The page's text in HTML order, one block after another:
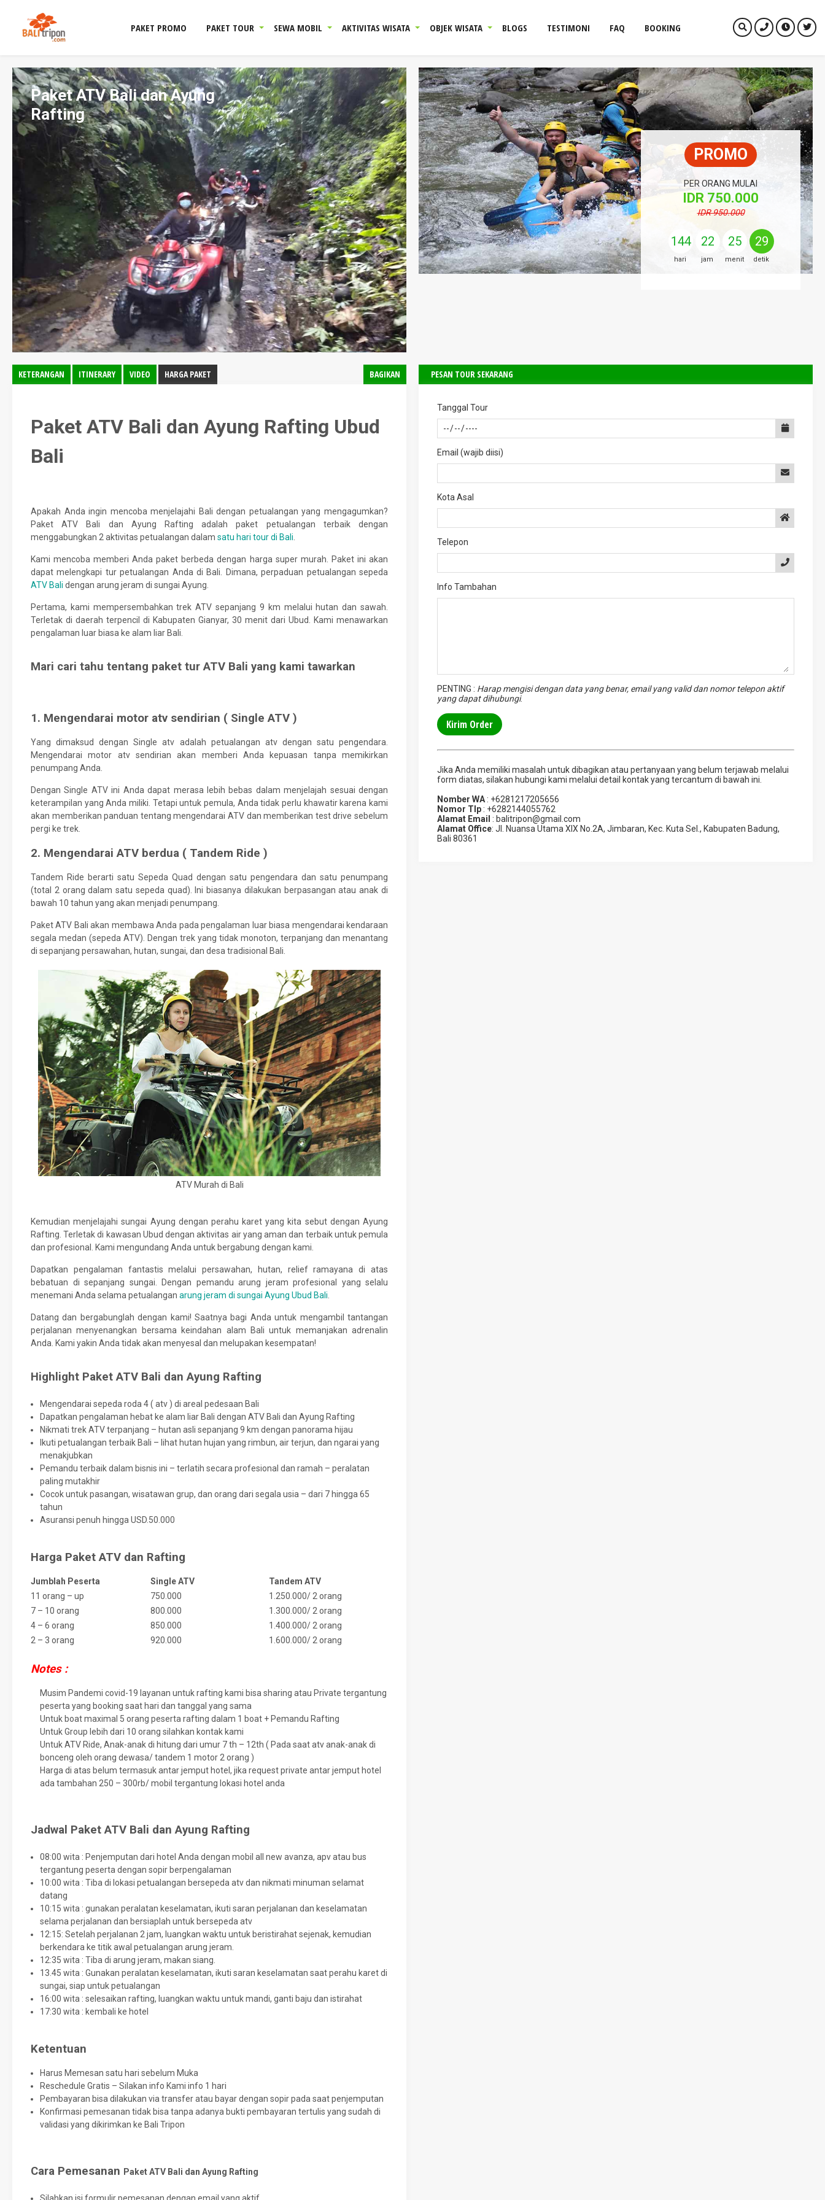
PAKET PROMO PAKET TOUR SEWA MOBIL AKTIVITAS WISATA OBJEK WISATA BLOGS TESTIMONI FAQ BOOKING
Paket ATV Bali dan Ayung
Rafting
PROMO
PER ORANG MULAI
IDR 750.000
IDR 950.000
144
hari
22
jam
25
menit
28
detik
KETERANGAN ITINERARY VIDEO HARGA PAKET BAGIKAN
Paket ATV Bali dan Ayung Rafting Ubud
Bali
Apakah Anda ingin mencoba menjelajahi Bali dengan petualangan yang mengagumkan?
Paket ATV Bali dan Ayung Rafting adalah paket petualangan terbaik dengan
menggabungkan 2 aktivitas petualangan dalam satu hari tour di Bali
Kami mencoba memberi Anda paket berbeda dengan harga super murah. Paket ini akan
dapat melengkapi tur petualangan Anda di Bali. Dimana, perpaduan petualangan sepeda
ATV Bali dengan arung jeram di sungai Ayung.
Pertama, kami mempersembahkan trek ATV sepanjang 9 km melalui hutan dan sawah.
Terletak di daerah terpencil di Kabupaten Gianyar, 30 menit dari Ubud. Kami menawarkan
pengalaman luar biasa ke alam liar Bali.
Mari cari tahu tentang paket tur ATV Bali yang kami tawarkan
1. Mengendarai motor atv sendirian ( Single ATV )
Yang dimaksud dengan Single atv adalah petualangan atv dengan satu pengendara.
Mengendarai motor atv sendirian akan memberi Anda kepuasan tanpa memikirkan
penumpang Anda.
Dengan Single ATV ini Anda dapat merasa lebih bebas dalam menjelajah sesuai dengan
keterampilan yang Anda miliki. Tetapi untuk pemula, Anda tidak perlu khawatir karena kami
akan memberikan panduan tentang mengendarai ATV dan memberikan test drive sebelum
pergi ke trek.
2. Mengendarai ATV berdua ( Tandem Ride )
Tandem Ride berarti satu Sepeda Quad dengan satu pengendara dan satu penumpang
(total 2 orang dalam satu sepeda quad). Ini biasanya dilakukan berpasangan atau anak di
bawah 10 tahun yang akan menjadi penumpang.
Paket ATV Bali akan membawa Anda pada pengalaman luar biasa mengendarai kendaraan
segala medan (sepeda ATV). Dengan trek yang tidak monoton, terpanjang dan menantang
di sepanjang persawahan, hutan, sungai, dan desa tradisional Bali.
ATV Murah di Bali
Kemudian menjelajahi sungai Ayung dengan perahu karet yang kita sebut dengan Ayung
Rafting. Terletak di kawasan Ubud dengan aktivitas air yang aman dan terbaik untuk pemula
dan profesional. Kami mengundang Anda untuk bergabung dengan kami.
Dapatkan pengalaman fantastis melalui persawahan, hutan, relief ramayana di atas
bebatuan di sepanjang sungai. Dengan pemandu arung jeram profesional yang selalu
menemani Anda selama petualangan arung jeram di sungai Ayung Ubud Bali
Datang dan bergabunglah dengan kami! Saatnya bagi Anda untuk mengambil tantangan
perjalanan menyenangkan bersama keindahan alam Bali untuk memanjakan adrenalin
Anda. Kami yakin Anda tidak akan menyesal dan melupakan kesempatan!
Highlight Paket ATV Bali dan Ayung Rafting
Mengendarai sepeda roda 4 ( atv ) di areal pedesaan Bali
Dapatkan pengalaman hebat ke alam liar Bali dengan ATV Bali dan Ayung Rafting
Nikmati trek ATV terpanjang – hutan asli sepanjang 9 km dengan panorama hijau
Ikuti petualangan terbaik Bali – lihat hutan hujan yang rimbun, air terjun, dan ngarai yang
menakjubkan
Pemandu terbaik dalam bisnis ini – terlatih secara profesional dan ramah – peralatan
paling mutakhir
Cocok untuk pasangan, wisatawan grup, dan orang dari segala usia – dari 7 hingga 65
tahun
Asuransi penuh hingga USD.50.000
Harga Paket ATV dan Rafting
Jumblah Peserta Single ATV
Tandem ATV
11 orang – up
750.000
1.250.000/ 2 orang
7 – 10 orang
800.000
1.300.000/ 2 orang
4 – 6 orang
850.000
1.400.000/ 2 orang
2 – 3 orang
920.000 1.600.000/ 2 orang
Notes :
Musim Pandemi covid-19 layanan untuk rafting kami bisa sharing atau Private tergantung
peserta yang booking saat hari dan tanggal yang sama
Untuk boat maximal 5 orang peserta rafting dalam 1 boat + Pemandu Rafting
Untuk Group lebih dari 10 orang silahkan kontak kami
Untuk ATV Ride, Anak-anak di hitung dari umur 7 th – 12th ( Pada saat atv anak-anak di
bonceng oleh orang dewasa/ tandem 1 motor 2 orang )
Harga di atas belum termasuk antar jemput hotel, jika request private antar jemput hotel
ada tambahan 250 – 300rb/ mobil tergantung lokasi hotel anda
Jadwal Paket ATV Bali dan Ayung Rafting
08:00 wita : Penjemputan dari hotel Anda dengan mobil all new avanza, apv atau bus
tergantung peserta dengan sopir berpengalaman
10:00 wita : Tiba di lokasi petualangan bersepeda atv dan nikmati minuman selamat
datang
10:15 wita : gunakan peralatan keselamatan, ikuti saran perjalanan dan keselamatan
selama perjalanan dan bersiaplah untuk bersepeda atv
12:15: Setelah perjalanan 2 jam, luangkan waktu untuk beristirahat sejenak, kemudian
berkendara ke titik awal petualangan arung jeram.
12:35 wita : Tiba di arung jeram, makan siang.
13.45 wita : Gunakan peralatan keselamatan, ikuti saran keselamatan saat perahu karet di
sungai, siap untuk petualangan
16:00 wita : selesaikan rafting, luangkan waktu untuk mandi, ganti baju dan istirahat
17:30 wita : kembali ke hotel
Ketentuan
Harus Memesan satu hari sebelum Muka
Reschedule Gratis – Silakan info Kami info 1 hari
Pembayaran bisa dilakukan via transfer atau bayar dengan sopir pada saat penjemputan
Konfirmasi pemesanan tidak bisa tanpa adanya bukti pembayaran tertulis yang sudah di
validasi yang dikirimkan ke Bali Tripon
Cara Pemesanan Paket ATV Bali dan Ayung Rafting
PESAN TOUR SEKARANG
Tanggal Tour
Email (wajib diisi)
Kota Asal
Telepon
Info Tambahan
PENTING : Harap mengisi dengan data yang benar, email yang valid dan nomor telepon aktif
yang dapat dihubungi.
Jika Anda memiliki masalah untuk dibagikan atau pertanyaan yang belum terjawab melalui
form diatas, silakan hubungi kami melalui detail kontak yang tercantum di bawah ini.
Nomber WA : +6281217205656
Nomor Tlp : +6282144055762
Alamat Email : balitripon@gmail.com
Alamat Office: Jl. Nuansa Utama XIX No.2A, Jimbaran, Kec. Kuta Sel., Kabupaten Badung,
Bali 80361